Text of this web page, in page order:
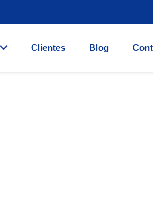
Clientes Blog